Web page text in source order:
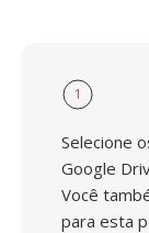
1
Selecione
Google
Você
para esta